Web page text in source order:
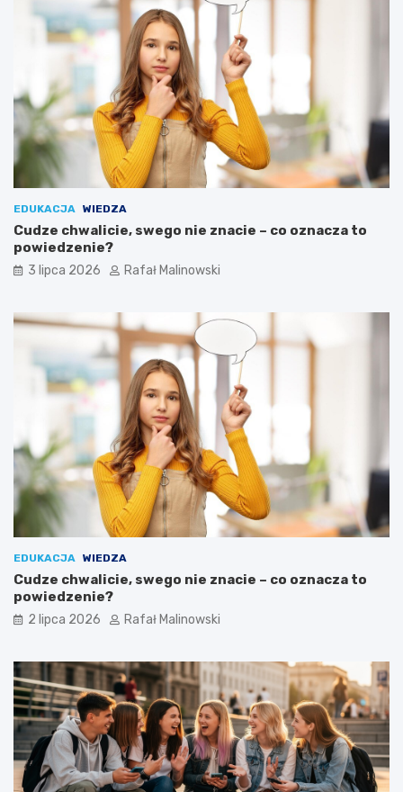
EDUKACJA WIEDZA
Cudze chwalicie, swego nie znacie – co oznacza to
powiedzenie?
3 lipca 2026 Rafał Malinowski
EDUKACJA WIEDZA
Cudze chwalicie, swego nie znacie – co oznacza to
powiedzenie?
2 lipca 2026 Rafał Malinowski